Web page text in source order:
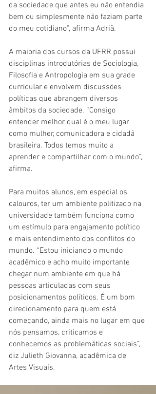
da sociedade que antes eu não entendia
bem ou simplesmente não faziam parte
do meu cotidiano”, afirma Adriã.
A maioria dos cursos da UFRR possui
disciplinas introdutórias de Sociologia,
Filosofia e Antropologia em sua grade
curricular e envolvem discussões
políticas que abrangem diversos
âmbitos da sociedade. “Consigo
entender melhor qual é o meu lugar
como mulher, comunicadora e cidadã
brasileira. Todos temos muito a
aprender e compartilhar com o mundo”,
afirma.
Para muitos alunos, em especial os
calouros, ter um ambiente politizado na
universidade também funciona como
um estímulo para engajamento político
e mais entendimento dos conflitos do
mundo. “Estou iniciando o mundo
acadêmico e acho muito importante
chegar num ambiente em que há
pessoas articuladas com seus
posicionamentos políticos. É um bom
direcionamento para quem está
começando, ainda mais no lugar em que
nós pensamos, criticamos e
conhecemos as problemáticas sociais”,
diz Julieth Giovanna, acadêmica de
Artes Visuais.